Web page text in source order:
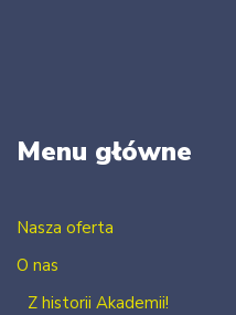
Menu główne
Nasza oferta
O nas
Z historii Akademii!